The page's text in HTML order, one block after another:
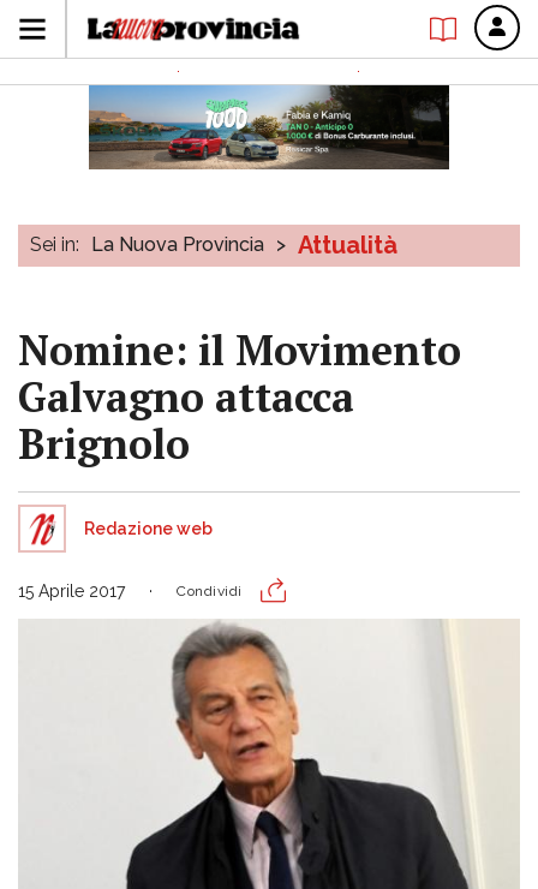
Sei in: La Nuova Provincia > Attualità
Nomine: il Movimento
Galvagno attacca
Brignolo
Redazione web
15 Aprile 2017 Condividi